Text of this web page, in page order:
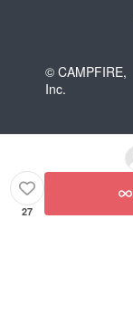
© CAMPFIRE,
Inc.
27